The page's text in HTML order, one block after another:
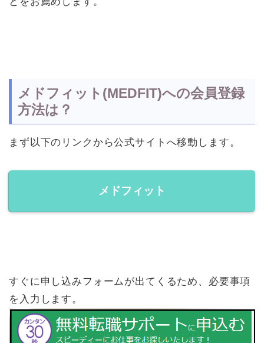
メドフィット(MEDFIT)への会員登録
方法は？
まず以下のリンクから公式サイトへ移動します。
メドフィット
すぐに申し込みフォームが出てくるため、必要事項
を入力します。